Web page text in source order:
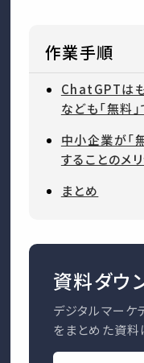
作業手順
ChatGPTはも
なども「無料
中小企業が「
することのメ
まとめ
資料ダウ
デジタルマーケ
をまとめた資料